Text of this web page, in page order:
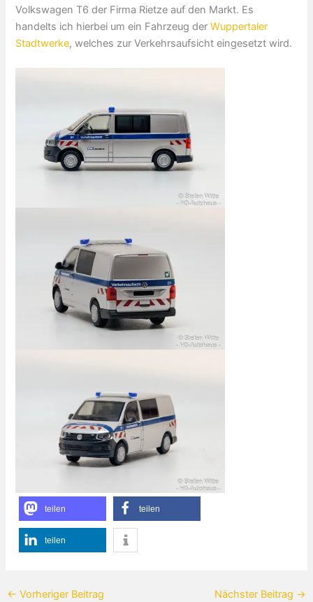
Volkswagen T6 der Firma Rietze auf den Markt. Es
handelts ich hierbei um ein Fahrzeug derWuppertaler
Stadtwerke, welches zur Verkehrsaufsicht eingesetzt wird.
teilen teilen
teilen
← Vorheriger Beitrag Nächster Beitrag →